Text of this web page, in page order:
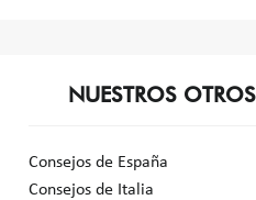
NUESTROS
Consejos de España
Consejos de Italia